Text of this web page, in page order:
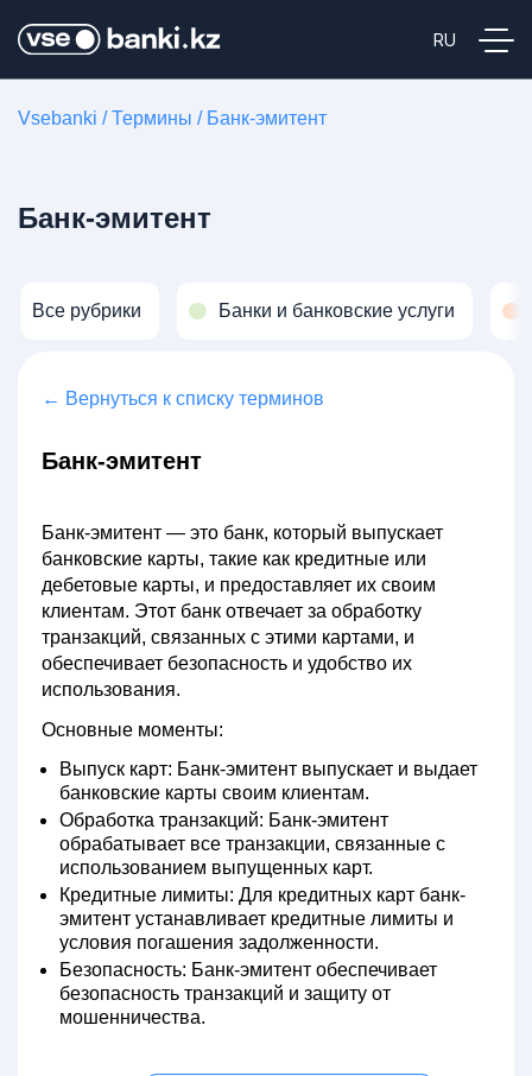
Vsebanki /Термины / Банк-эмитент
Банк-эмитент
Все рубрики Банки и банковские услуги
← Вернуться к списку терминов
Банк-эмитент
Банк-эмитент — это банк, который выпускает
банковские карты, такие как кредитные или
дебетовые карты, и предоставляет их своим
клиентам. Этот банк отвечает за обработку
транзакций, связанных с этими картами, и
обеспечивает безопасность и удобство их
использования.
Основные моменты:
Выпуск карт: Банк-эмитент выпускает и выдает
банковские карты своим клиентам.
Обработка транзакций: Банк-эмитент
обрабатывает все транзакции, связанные с
использованием выпущенных карт.
Кредитные лимиты: Для кредитных карт банк-
эмитент устанавливает кредитные лимиты и
условия погашения задолженности.
Безопасность: Банк-эмитент обеспечивает
безопасность транзакций и защиту от
мошенничества.